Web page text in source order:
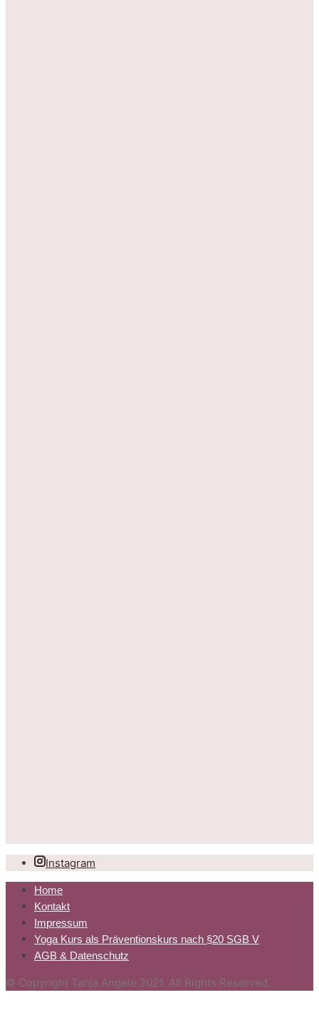
Instagram
Home
Kontakt
Impressum
Yoga Kurs als Präventionskurs nach §20 SGB V
AGB & Datenschutz
© Copyright Tanja Angele 2021. All Rights Reserved.